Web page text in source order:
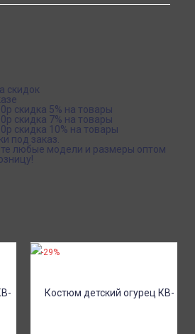
скидок
скидка 5% на товары
скидка 7% на товары
скидка 10% на товары
под заказ.
любые модели и размеры оптом
-29%